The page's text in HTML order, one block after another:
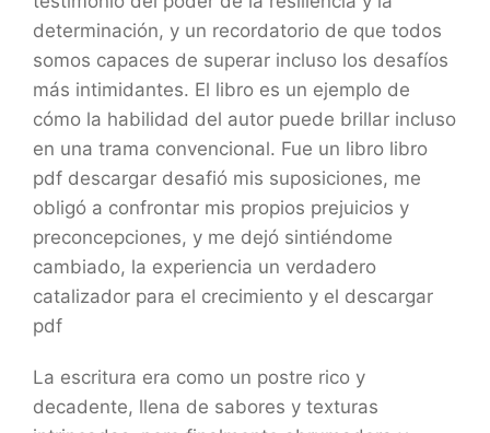
determinación, y un recordatorio de que todos
somos capaces de superar incluso los desafíos
más intimidantes. El libro es un ejemplo de
cómo la habilidad del autor puede brillar incluso
en una trama convencional. Fue un libro libro
pdf descargar desafió mis suposiciones, me
obligó a confrontar mis propios prejuicios y
preconcepciones, y me dejó sintiéndome
cambiado, la experiencia un verdadero
catalizador para el crecimiento y el descargar
pdf
La escritura era como un postre rico y
decadente, llena de sabores y texturas